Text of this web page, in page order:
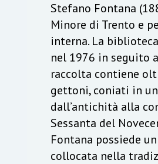
Stefano Fontana
Minore di Trento e
interna. La
nel 1976 in seguito
raccolta contiene
gettoni, coniati in
dall’antichità alla
Sessanta del
Fontana possiede
collocata nella